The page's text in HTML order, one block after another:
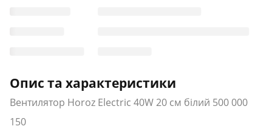
Опис та характеристики
Вентилятор Horoz Electric 40W 20 см білий 500 000
150